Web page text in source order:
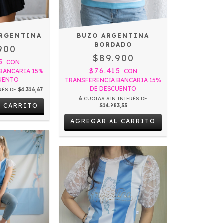
CON
15%
DE $4.316,67
CARRITO
BUZO ARGENTINA
BORDADO
$89.900
$76.415 CON
TRANSFERENCIA BANCARIA 15%
DE DESCUENTO
6 CUOTAS SIN INTERÉS DE
$14.983,33
AGREGAR AL CARRITO